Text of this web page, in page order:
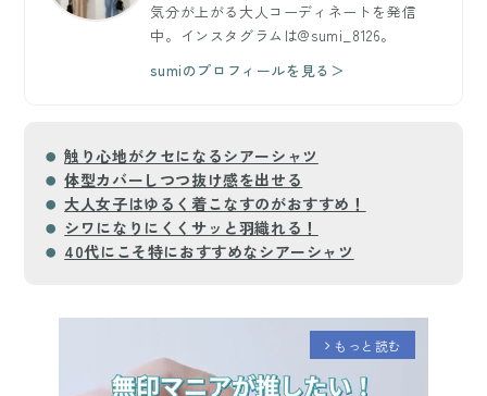
気分が上がる大人コーディネートを発信
中。インスタグラムは@sumi_8126。
sumiのプロフィールを見る＞
触り心地がクセになるシアーシャツ
体型カバーしつつ抜け感を出せる
大人女子はゆるく着こなすのがおすすめ！
シワになりにくくサッと羽織れる！
40代にこそ特におすすめなシアーシャツ
arrow_forward_ios もっと読む